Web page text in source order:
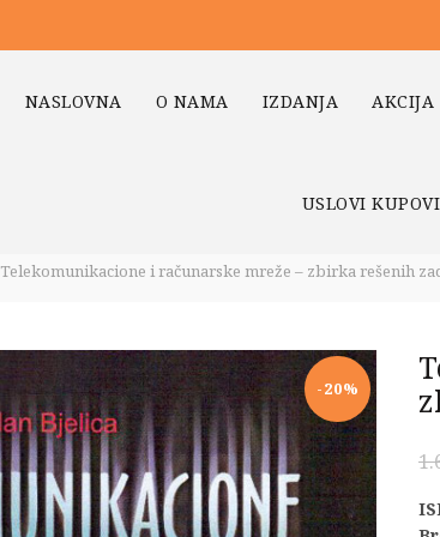
NASLOVNA O NAMA IZDANJA AKCIJA
USLOVI
Telekomunikacione i računarske mreže – zbirka rešenih
-20%